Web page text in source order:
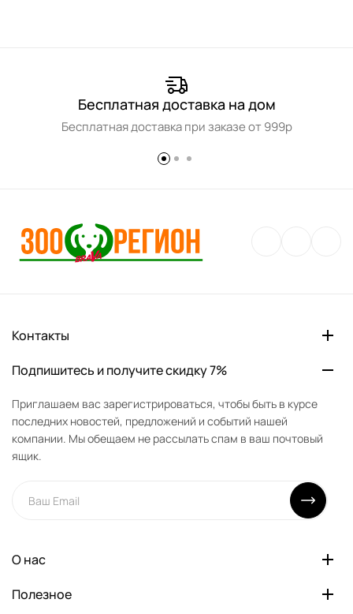
Бесплатная доставка на дом
Бесплатная доставка при заказе от 999р
Контакты
Подпишитесь и получите скидку 7%
Приглашаем вас зарегистрироваться, чтобы быть в курсе
последних новостей, предложений и событий нашей
компании. Мы обещаем не рассылать спам в ваш почтовый
ящик.
О нас
Полезное